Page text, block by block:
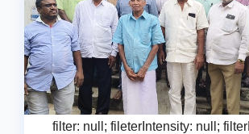
filter: null; fileterIntensity: null;